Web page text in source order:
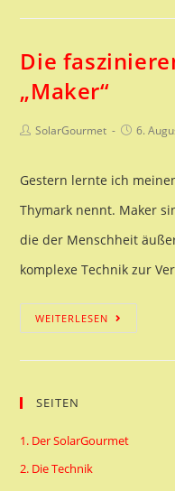
Die
„Maker“
Beitrags-
SolarGourmet
Beitrag
6.
Gestern lernte ich
Thymark nennt. Maker
die der Menschheit
komplexe Technik zur
WEITERLESEN
SEITEN
1. Der SolarGourmet
2. Die Technik